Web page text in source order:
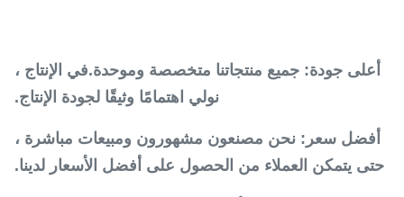
أعلى جودة: جميع منتجاتنا متخصصة وموحدة.في الإنتاج ،
نولي اهتمامًا وثيقًا لجودة الإنتاج.
أفضل سعر: نحن مصنعون مشهورون ومبيعات مباشرة ،
حتى يتمكن العملاء من الحصول على أفضل الأسعار لدينا.